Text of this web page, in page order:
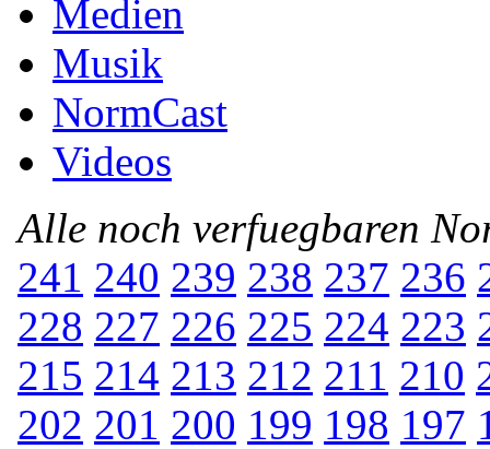
Medien
Musik
NormCast
Videos
Alle noch verfuegbaren
241 240 239 238 237 236
228 227 226 225 224 223
215 214 213 212 211 210
202 201 200 199 198 197